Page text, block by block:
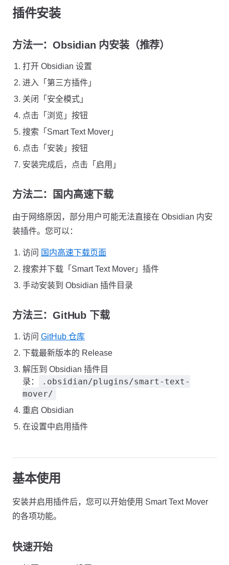
插件安装
方法一：Obsidian 内安装（推荐）
打开 Obsidian 设置
进入「第三方插件」
关闭「安全模式」
点击「浏览」按钮
搜索「Smart Text Mover」
点击「安装」按钮
安装完成后，点击「启用」
方法二：国内高速下载
由于网络原因，部分用户可能无法直接在 Obsidian 内安
装插件。您可以：
访问 国内高速下载页面
搜索并下载「Smart Text Mover」插件
手动安装到 Obsidian 插件目录
方法三：GitHub 下载
访问 GitHub 仓库
下载最新版本的 Release
解压到 Obsidian 插件目
录：
.obsidian/plugins/smart-text-
mover/
重启 Obsidian
在设置中启用插件
基本使用
安装并启用插件后，您可以开始使用 Smart Text Mover
的各项功能。
快速开始